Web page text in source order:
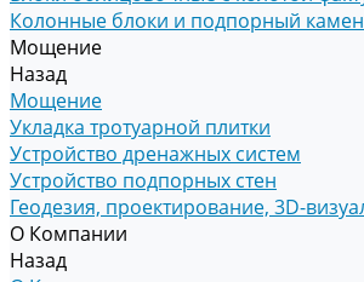
Колонные блоки и подпорный
Мощение
Назад
Мощение
Укладка тротуарной плитки
Устройство дренажных систем
Устройство подпорных стен
Геодезия, проектирование, 3D-
О Компании
Назад